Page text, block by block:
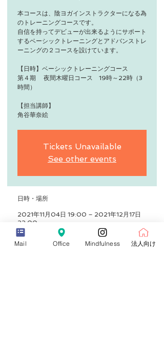
本コースは、陰ヨガインストラクターになる為
のトレーニングコースです。
自信を持ってデビューが出来るようにサポート
するベーシックトレーニングとアドバンストレ
ーニングの２コースを設けています。
【日時】ベーシックトレーニングコース
第４期 夜間木曜日コース 19時～22時（3
時間）
【担当講師】
角谷華奈絵
Tickets Unavailable
See other events
日時・場所
2021年11月04日 19:00 – 2021年12月17日
22:00
オンライン
Mail Office Mindfulness 法人向け